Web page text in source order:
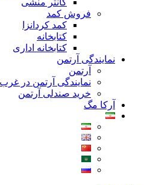
کانتر منشی
فروش کمد
کمد کردانزا
کتابخانه
کتابخانه اداری
نمایندگی آرتمن
آرتمن
نمایندگی آرتمن در
خرید صندلی آرتمن
آرکا مگ